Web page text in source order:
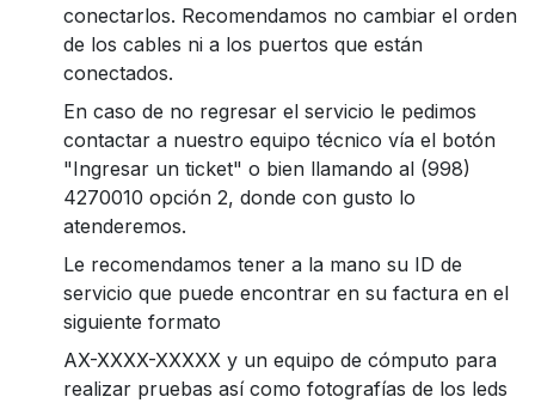
conectarlos. Recomendamos no cambiar el orden
de los cables ni a los puertos que están
conectados.
En caso de no regresar el servicio le pedimos
contactar a nuestro equipo técnico vía el botón
"Ingresar un ticket" o bien llamando al (998)
4270010 opción 2, donde con gusto lo
atenderemos.
Le recomendamos tener a la mano su ID de
servicio que puede encontrar en su factura en el
siguiente formato
AX-XXXX-XXXXX y un equipo de cómputo para
realizar pruebas así como fotografías de los leds